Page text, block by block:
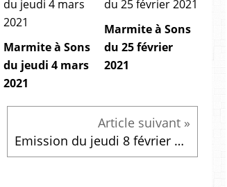
Marmite à Sons
du jeudi 4 mars
2021
Marmite à Sons
du 25 février
2021
Emission du jeudi 8 février 2018